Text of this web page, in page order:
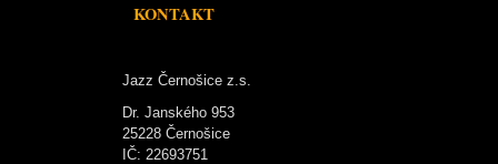
KONTAKT
Jazz Černošice z.s.
Dr. Janského 953
25228 Černošice
IČ: 22693751